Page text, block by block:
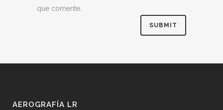
que comente.
AEROGRAFÍA LR